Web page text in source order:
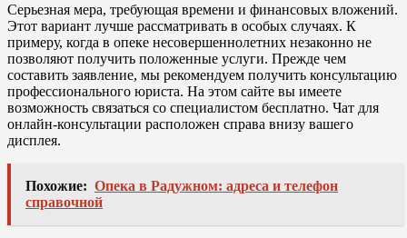
Серьезная мера, требующая времени и финансовых вложений.
Этот вариант лучше рассматривать в особых случаях. К
примеру, когда в опеке несовершеннолетних незаконно не
позволяют получить положенные услуги. Прежде чем
составить заявление, мы рекомендуем получить консультацию
профессионального юриста. На этом сайте вы имеете
возможность связаться со специалистом бесплатно. Чат для
онлайн-консультации расположен справа внизу вашего
дисплея.
Похожие: Опека в Радужном: адреса и телефон
справочной